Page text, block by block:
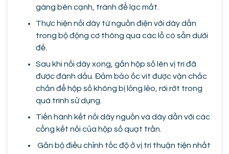
gàng bên cạnh, tránh để lạc mất.
Thực hiện nối dây từ nguồn điện với dây dẫn
trong bộ động cơ thông qua các lỗ có sẵn dưới
đế.
Sau khi nối dây xong, gắn hộp số lên vị trí đã
được đánh dấu. Đảm bảo ốc vít được vặn chắc
chắn để hộp số không bị lỏng lẻo, rơi rớt trong
quá trình sử dụng.
Tiến hành kết nối dây nguồn và dây dẫn với các
cổng kết nối của hộp số quạt trần.
Gắn bộ điều chỉnh tốc độ ở vị trí thuận tiện nhất